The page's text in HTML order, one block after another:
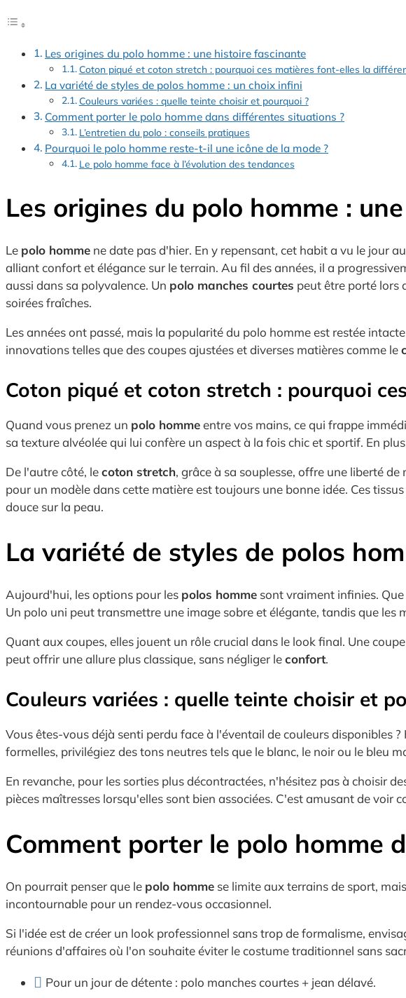
Les origines du polo homme : une histoire fascinante
Coton piqué et coton stretch : pourquoi ces matières font-elles la
La variété de styles de polos homme : un choix infini
Couleurs variées : quelle teinte choisir et pourquoi ?
Comment porter le polo homme dans différentes situations ?
L’entretien du polo : conseils pratiques
Pourquoi le polo homme reste-t-il une icône de la mode ?
Le polo homme face à l’évolution des tendances
Les origines du polo homme :
Le polo homme ne date pas d'hier. En y repensant, cet habit a vu le jour
alliant confort et élégance sur le terrain. Au fil des années, il a
aussi dans sa polyvalence. Un polo manches courtes peut être porté lors
soirées fraîches.
Les années ont passé, mais la popularité du polo homme est restée
innovations telles que des coupes ajustées et diverses matières comme le
Coton piqué et coton stretch : pourquoi
Quand vous prenez un polo hommeentre vos mains, ce qui frappe
sa texture alvéolée qui lui confère un aspect à la fois chic et sportif. En
De l'autre côté, lecoton stretch, grâce à sa souplesse, offre une liberté
pour un modèle dans cette matière est toujours une bonne idée. Ces
douce sur la peau.
La variété de styles de polos
Aujourd'hui, les options pour les polos homme sont vraiment infinies.
Un polo uni peut transmettre une image sobre et élégante, tandis que
Quant aux coupes, elles jouent un rôle crucial dans le look final. Une
peut offrir une allure plus classique, sans négliger leconfort.
Couleurs variées : quelle teinte choisir et
Vous êtes-vous déjà senti perdu face à l'éventail de couleurs disponibles
formelles, privilégiez des tons neutres tels que le blanc, le noir ou le bleu
En revanche, pour les sorties plus décontractées, n'hésitez pas à choisir
pièces maîtresses lorsqu'elles sont bien associées. C'est amusant de voir
Comment porter le polo homme
On pourrait penser que le polo homme se limite aux terrains de sport,
incontournable pour un rendez-vous occasionnel.
Si l'idée est de créer un look professionnel sans trop de formalisme,
réunions d'affaires où l'on souhaite éviter le costume traditionnel sans
Pour un jour de détente : polo manches courtes + jean délavé.